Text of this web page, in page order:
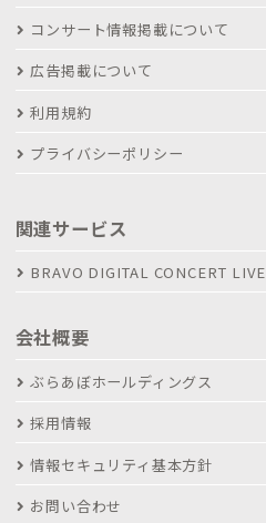
コンサート情報掲載について
広告掲載について
利用規約
プライバシーポリシー
関連サービス
BRAVO DIGITAL CONCERT LIVE
会社概要
ぶらあぼホールディングス
採用情報
情報セキュリティ基本方針
お問い合わせ